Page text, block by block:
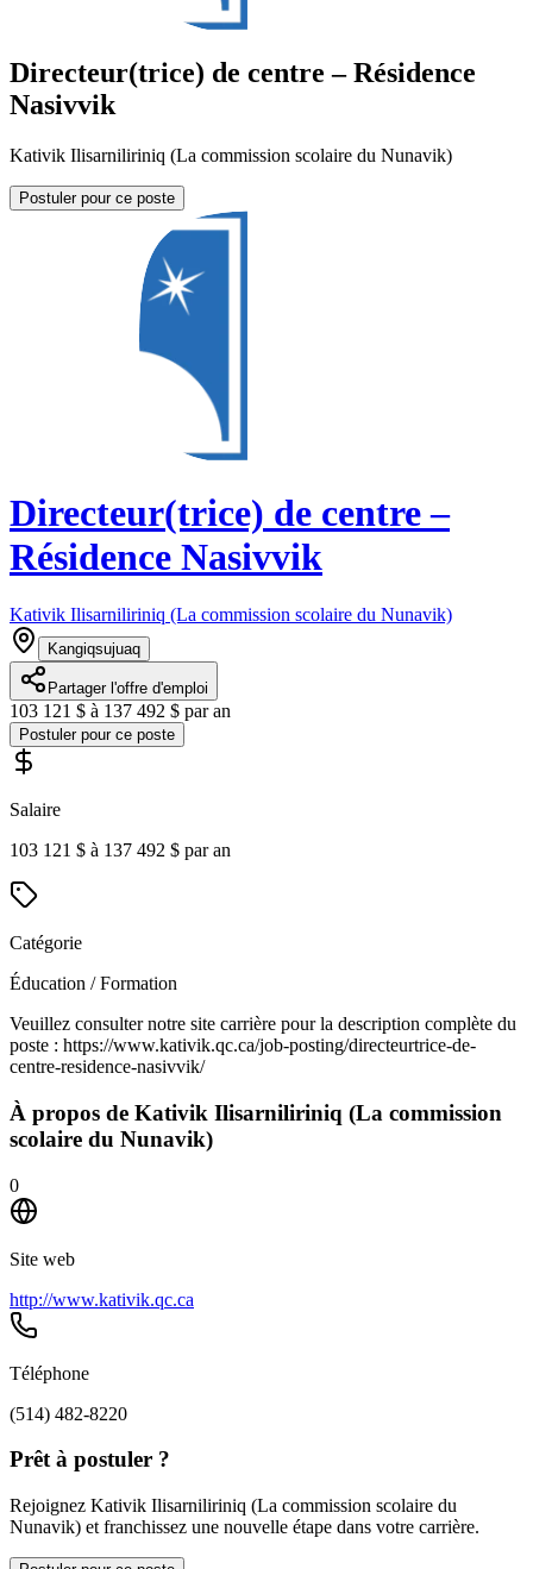
Directeur(trice) de centre – Résidence
Nasivvik
Kativik Ilisarniliriniq (La commission scolaire du Nunavik)
Postuler pour ce poste
Directeur(trice) de centre –
Résidence Nasivvik
Kativik Ilisarniliriniq (La commission scolaire du Nunavik)
Kangiqsujuaq
Partager l'offre d'emploi
103 121 $ à 137 492 $ par an
Postuler pour ce poste
Salaire
103 121 $ à 137 492 $ par an
Catégorie
Éducation / Formation
Veuillez consulter notre site carrière pour la description complète du
poste : https://www.kativik.qc.ca/job-posting/directeurtrice-de-
centre-residence-nasivvik/
À propos de Kativik Ilisarniliriniq (La commission
scolaire du Nunavik)
0
Site web
http://www.kativik.qc.ca
Téléphone
(514) 482-8220
Prêt à postuler ?
Rejoignez Kativik Ilisarniliriniq (La commission scolaire du
Nunavik) et franchissez une nouvelle étape dans votre carrière.